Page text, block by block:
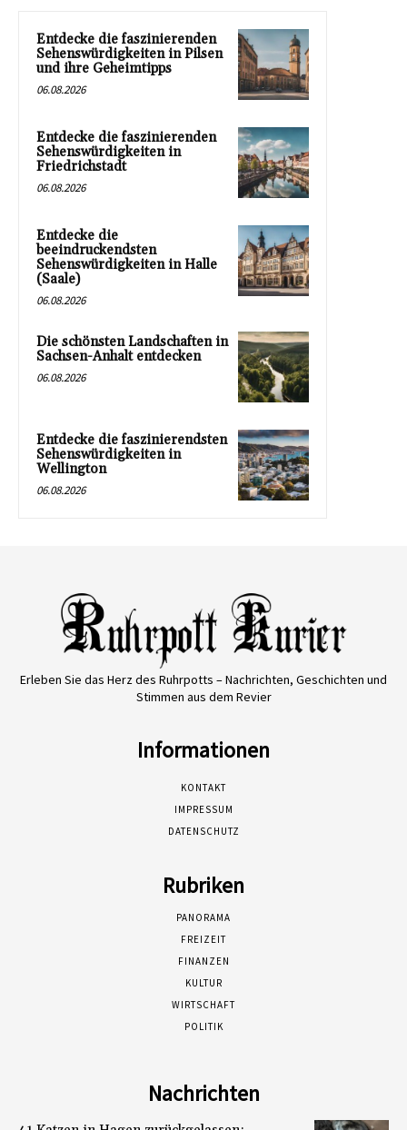
Entdecke die faszinierenden
Sehenswürdigkeiten in Pilsen
und ihre Geheimtipps
06.08.2026
Entdecke die faszinierenden
Sehenswürdigkeiten in
Friedrichstadt
06.08.2026
Entdecke die
beeindruckendsten
Sehenswürdigkeiten in Halle
(Saale)
06.08.2026
Die schönsten Landschaften in
Sachsen-Anhalt entdecken
06.08.2026
Entdecke die faszinierendsten
Sehenswürdigkeiten in
Wellington
06.08.2026
Erleben Sie das Herz des Ruhrpotts – Nachrichten, Geschichten und
Stimmen aus dem Revier
Informationen
KONTAKT
IMPRESSUM
DATENSCHUTZ
Rubriken
PANORAMA
FREIZEIT
FINANZEN
KULTUR
WIRTSCHAFT
POLITIK
Nachrichten